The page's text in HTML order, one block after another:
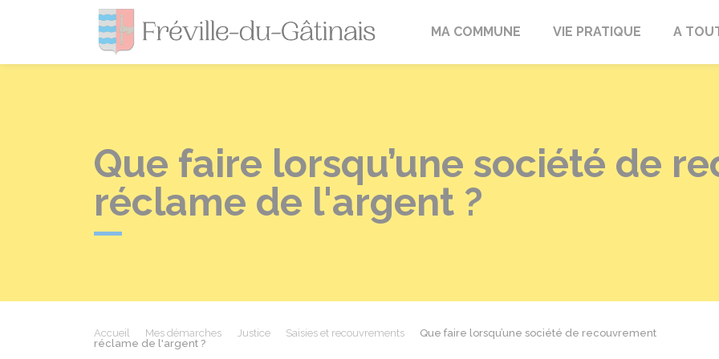
Fréville-du-Gâtinais
MA COMMUNE VIE PRATIQUE A
Que faire lorsqu’une société de
réclame de l'argent ?
Accueil Mes démarches Justice Saisies et recouvrements
Que faire lorsqu’une société de recouvrement
réclame de l'argent ?